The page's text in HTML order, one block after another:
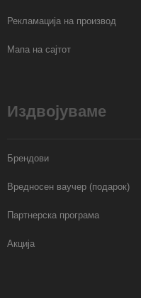
Рекламација на производ
Мапа на сајтот
Издвојуваме
Брендови
Вредносен ваучер (подарок)
Партнерска програма
Акција